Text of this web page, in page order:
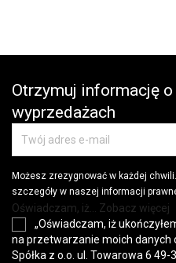
Otrzymuj informację
wyprzedażach
Możesz zrezygnować w każdej
szczegóły w naszej informacji
Oświadczam, iż... Zobacz więcej
„Oświadczam, iż
na przetwarzanie moich danych
Spółka z o.o. ul. Towarowa 6